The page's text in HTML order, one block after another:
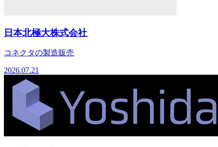
日本北極大株式会社
コネクタの製造販売
2026.07.21